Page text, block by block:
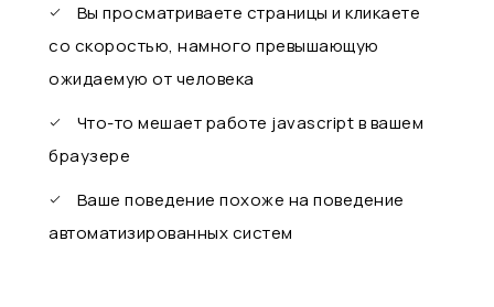
Вы просматриваете страницы и кликаете
со скоростью, намного превышающую
ожидаемую от человека
Что-то мешает работе javascript в вашем
браузере
Ваше поведение похоже на поведение
автоматизированных систем